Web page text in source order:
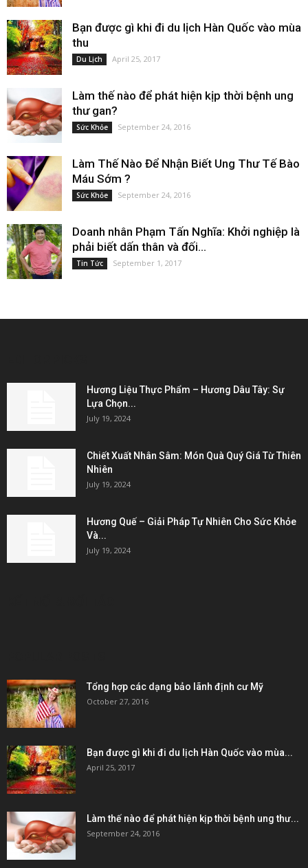
Bạn được gì khi đi du lịch Hàn Quốc vào mùa
thu
Du Lịch April 25, 2017
Làm thế nào để phát hiện kịp thời bệnh ung
thư gan?
Sức Khỏe September 24, 2016
Làm Thế Nào Để Nhận Biết Ung Thư Tế Bào
Máu Sớm ?
Sức Khỏe September 24, 2016
Doanh nhân Phạm Tấn Nghĩa: Khởi nghiệp là
phải biết dấn thân và đối...
Tin Tức September 1, 2017
Hương Liệu Thực Phẩm – Hương Dâu Tây: Sự
Lựa Chọn...
July 19, 2024
Chiết Xuất Nhân Sâm: Món Quà Quý Giá Từ Thiên
Nhiên
July 19, 2024
Hương Quế – Giải Pháp Tự Nhiên Cho Sức Khỏe
Và...
July 19, 2024
Tổng hợp các dạng bảo lãnh định cư Mỹ
October 27, 2016
Bạn được gì khi đi du lịch Hàn Quốc vào mùa...
April 25, 2017
Làm thế nào để phát hiện kịp thời bệnh ung thư...
September 24, 2016